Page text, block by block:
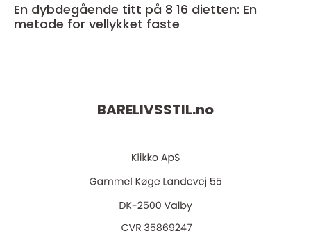
En dybdegående titt på 8 16 dietten: En
metode for vellykket faste
BARELIVSSTIL.no